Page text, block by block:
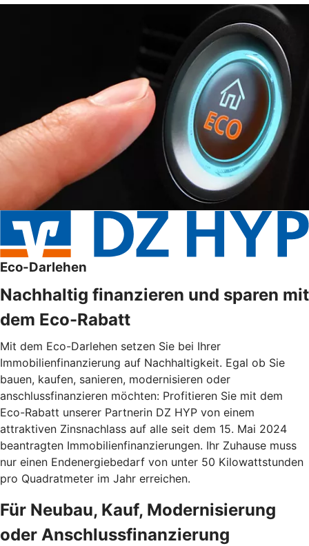
Eco-Darlehen
Nachhaltig finanzieren und sparen mit
dem Eco-Rabatt
Mit dem Eco-Darlehen setzen Sie bei Ihrer
Immobilienfinanzierung auf Nachhaltigkeit. Egal ob Sie
bauen, kaufen, sanieren, modernisieren oder
anschlussfinanzieren möchten: Profitieren Sie mit dem
Eco-Rabatt unserer Partnerin DZ HYP von einem
attraktiven Zinsnachlass auf alle seit dem 15. Mai 2024
beantragten Immobilienfinanzierungen. Ihr Zuhause muss
nur einen Endenergiebedarf von unter 50 Kilowattstunden
pro Quadratmeter im Jahr erreichen.
Für Neubau, Kauf, Modernisierung
oder Anschlussfinanzierung